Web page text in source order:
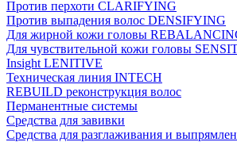
Против перхоти CLARIFYING
Против выпадения волос DENSIFYING
Для жирной кожи головы
Для чувствительной кожи головы
Insight LENITIVE
Техническая линия INTECH
REBUILD реконструкция волос
Перманентные системы
Средства для завивки
Средства для разглаживания и